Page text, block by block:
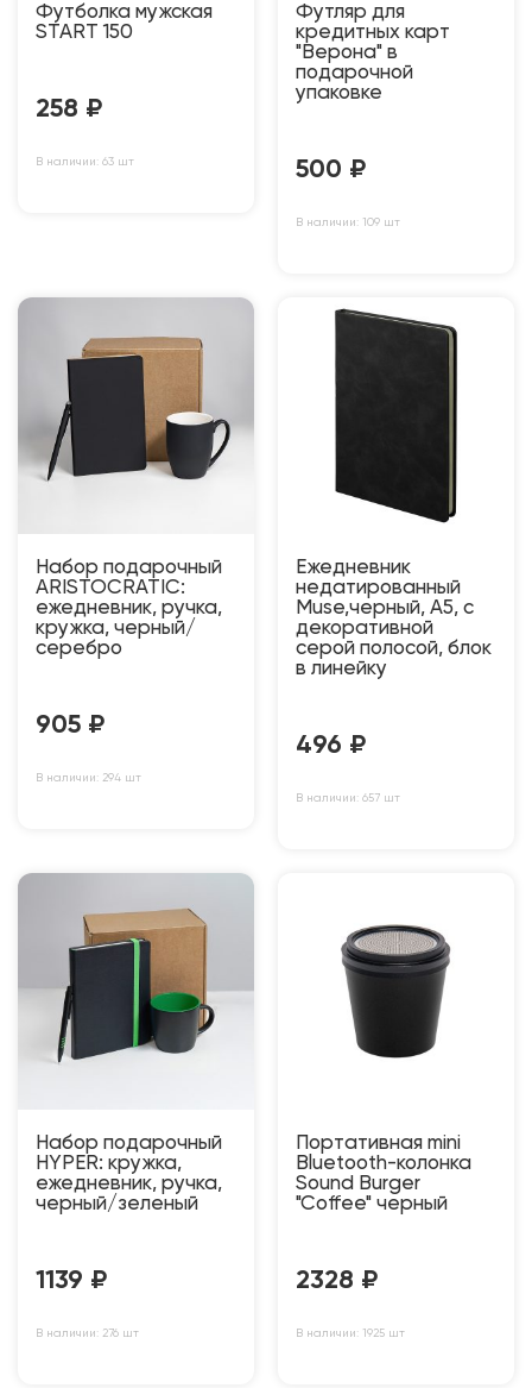
Футболка мужская
START 150
258 ₽
В наличии: 63 шт
Футляр для
кредитных карт
"Верона" в
подарочной
упаковке
500 ₽
В наличии: 109 шт
Набор подарочный
ARISTOCRATIC:
ежедневник, ручка,
кружка, черный/
серебро
905 ₽
В наличии: 294 шт
Ежедневник
недатированный
Muse,черный, А5, с
декоративной
серой полосой, блок
в линейку
496 ₽
В наличии: 657 шт
Набор подарочный
HYPER: кружка,
ежедневник, ручка,
черный/зеленый
1139 ₽
В наличии: 276 шт
Портативная mini
Bluetooth-колонка
Sound Burger
"Coffee" черный
2328 ₽
В наличии: 1925 шт